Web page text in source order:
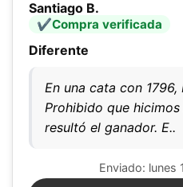
Santiago B.
Compra verificada
Diferente
En una cata con
Prohibido que
resultó el ganador. E..
Enviado: lunes